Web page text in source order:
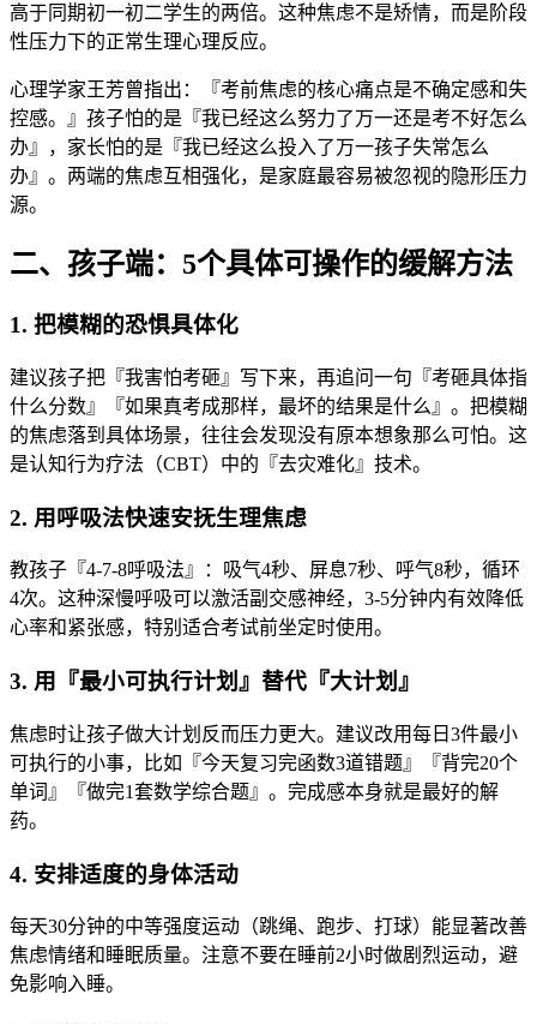
高于同期初一初二学生的两倍。这种焦虑不是矫情，而是阶段
性压力下的正常生理心理反应。
心理学家王芳曾指出：『考前焦虑的核心痛点是不确定感和失
控感。』孩子怕的是『我已经这么努力了万一还是考不好怎么
办』，家长怕的是『我已经这么投入了万一孩子失常怎么
办』。两端的焦虑互相强化，是家庭最容易被忽视的隐形压力
源。
二、孩子端：5个具体可操作的缓解方法
1. 把模糊的恐惧具体化
建议孩子把『我害怕考砸』写下来，再追问一句『考砸具体指
什么分数』『如果真考成那样，最坏的结果是什么』。把模糊
的焦虑落到具体场景，往往会发现没有原本想象那么可怕。这
是认知行为疗法（CBT）中的『去灾难化』技术。
2. 用呼吸法快速安抚生理焦虑
教孩子『4-7-8呼吸法』：吸气4秒、屏息7秒、呼气8秒，循环
4次。这种深慢呼吸可以激活副交感神经，3-5分钟内有效降低
心率和紧张感，特别适合考试前坐定时使用。
3. 用『最小可执行计划』替代『大计划』
焦虑时让孩子做大计划反而压力更大。建议改用每日3件最小
可执行的小事，比如『今天复习完函数3道错题』『背完20个
单词』『做完1套数学综合题』。完成感本身就是最好的解
药。
4. 安排适度的身体活动
每天30分钟的中等强度运动（跳绳、跑步、打球）能显著改善
焦虑情绪和睡眠质量。注意不要在睡前2小时做剧烈运动，避
免影响入睡。